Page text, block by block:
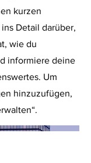
kurzen
Detail darüber,
wie du
informiere deine
Um
hinzuzufügen,